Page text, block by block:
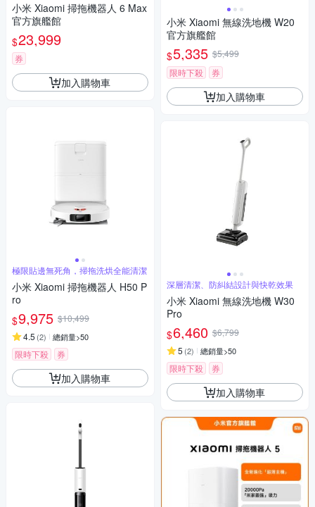
小米 Xiaomi 掃拖機器人 6 Max
官方旗艦館
$23,999
券
加入購物車
極限貼邊無死角，掃拖洗烘全能清潔
小米 Xiaomi 掃拖機器人 H50 P
ro
$9,975 $10,499
4.5 (2) 總銷量>50
限時下殺 券
加入購物車
小米 Xiaomi 無線洗地機 W20
官方旗艦館
$5,335 $5,499
限時下殺
券
加入購物車
深層清潔、防糾結設計與快乾效果
小米 Xiaomi 無線洗地機 W30
Pro
$6,460 $6,799
5 (2) 總銷量>50
限時下殺 券
加入購物車